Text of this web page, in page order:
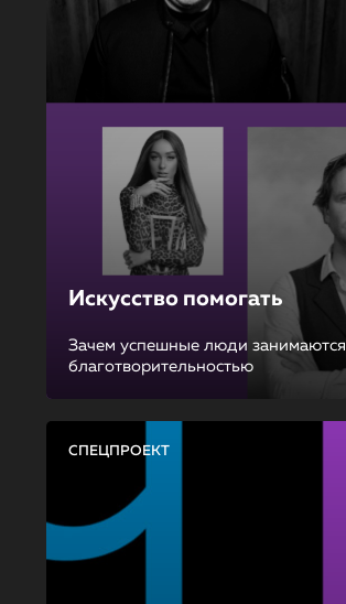
Искусство помогать
Зачем успешные люди занимаются
благотворительностью
СПЕЦПРОЕКТ